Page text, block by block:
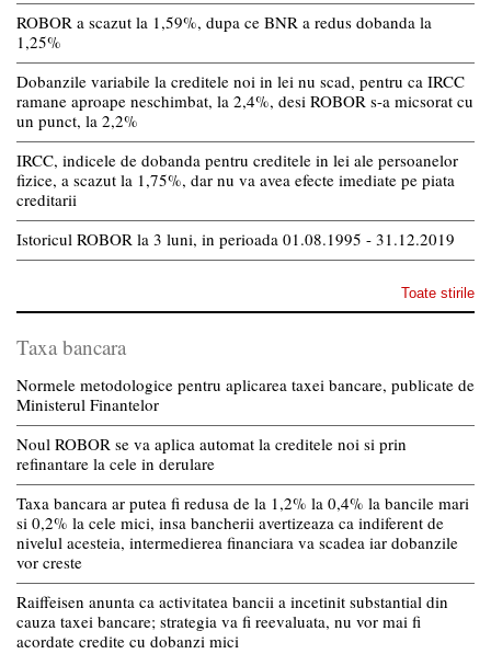
ROBOR a scazut la 1,59%, dupa ce BNR a redus dobanda la
1,25%
Dobanzile variabile la creditele noi in lei nu scad, pentru ca IRCC
ramane aproape neschimbat, la 2,4%, desi ROBOR s-a micsorat cu
un punct, la 2,2%
IRCC, indicele de dobanda pentru creditele in lei ale persoanelor
fizice, a scazut la 1,75%, dar nu va avea efecte imediate pe piata
creditarii
Istoricul ROBOR la 3 luni, in perioada 01.08.1995 - 31.12.2019
Toate stirile
Taxa bancara
Normele metodologice pentru aplicarea taxei bancare, publicate de
Ministerul Finantelor
Noul ROBOR se va aplica automat la creditele noi si prin
refinantare la cele in derulare
Taxa bancara ar putea fi redusa de la 1,2% la 0,4% la bancile mari
si 0,2% la cele mici, insa bancherii avertizeaza ca indiferent de
nivelul acesteia, intermedierea financiara va scadea iar dobanzile
vor creste
Raiffeisen anunta ca activitatea bancii a incetinit substantial din
cauza taxei bancare; strategia va fi reevaluata, nu vor mai fi
acordate credite cu dobanzi mici